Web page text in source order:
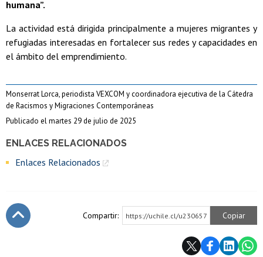
ENLACES RELACIONADOS
Enlaces Relacionados
humana”.
La actividad está dirigida principalmente a mujeres migrantes y
refugiadas interesadas en fortalecer sus redes y capacidades en
el ámbito del emprendimiento.
Monserrat Lorca, periodista VEXCOM y coordinadora ejecutiva de la Cátedra
de Racismos y Migraciones Contemporáneas
Publicado el martes 29 de julio de 2025
Compartir: https://uchile.cl/u230657 Copiar